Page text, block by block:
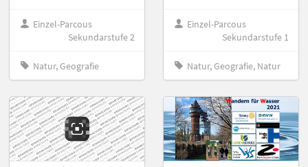
Einzel-Parcous
Sekundarstufe 2
Natur, Geografie
Einzel-Parcous
Sekundarstufe 1
Natur, Geografie, Natur